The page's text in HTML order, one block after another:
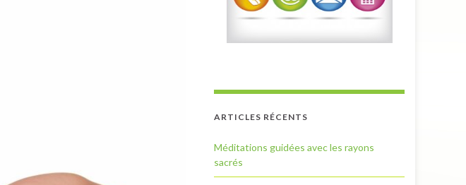
ARTICLES RÉCENTS
Méditations guidées avec les rayons
sacrés